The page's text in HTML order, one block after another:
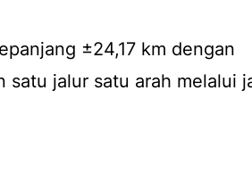
±24,17 km dengan
satu jalur satu arah melalui